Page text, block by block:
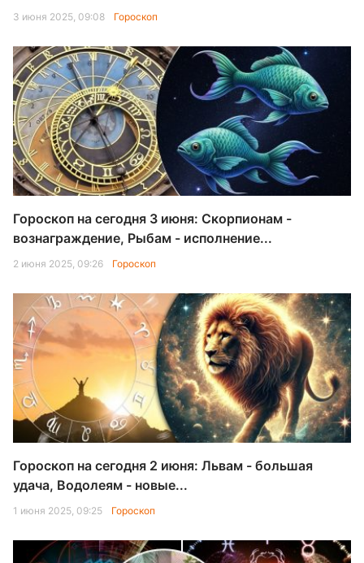
3 июня 2025, 09:08 Гороскоп
Гороскоп на сегодня 3 июня: Скорпионам -
вознаграждение, Рыбам - исполнение...
2 июня 2025, 09:26 Гороскоп
Гороскоп на сегодня 2 июня: Львам - большая
удача, Водолеям - новые...
1 июня 2025, 09:25 Гороскоп